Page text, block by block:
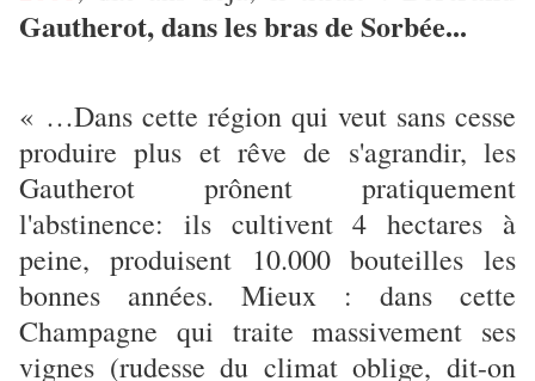
Gautherot, dans les bras de Sorbée...
« …Dans cette région qui veut sans cesse
produire plus et rêve de s'agrandir, les
Gautherot prônent pratiquement
l'abstinence: ils cultivent 4 hectares à
peine, produisent 10.000 bouteilles les
bonnes années. Mieux : dans cette
Champagne qui traite massivement ses
vignes (rudesse du climat oblige, dit-on